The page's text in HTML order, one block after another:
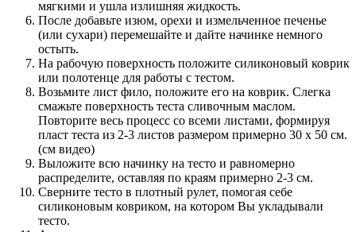
мягкими и ушла излишняя жидкость.
После добавьте изюм, орехи и измельченное печенье
(или сухари) перемешайте и дайте начинке немного
остыть.
На рабочую поверхность положите силиконовый коврик
или полотенце для работы с тестом.
Возьмите лист фило, положите его на коврик. Слегка
смажьте поверхность теста сливочным маслом.
Повторите весь процесс со всеми листами, формируя
пласт теста из 2-3 листов размером примерно 30 х 50 см.
(см видео)
Выложите всю начинку на тесто и равномерно
распределите, оставляя по краям примерно 2-3 см.
Сверните тесто в плотный рулет, помогая себе
силиконовым ковриком, на котором Вы укладывали
тесто.